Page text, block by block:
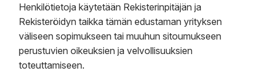
Henkilötietoja käytetään Rekisterinpitäjän ja
Rekisteröidyn taikka tämän edustaman yrityksen
väliseen sopimukseen tai muuhun sitoumukseen
perustuvien oikeuksien ja velvollisuuksien
toteuttamiseen.